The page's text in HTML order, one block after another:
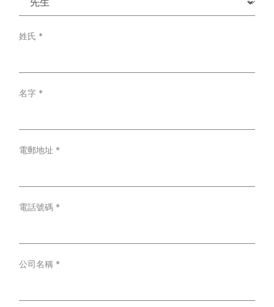
姓氏 *
名字 *
電郵地址 *
電話號碼 *
公司名稱 *